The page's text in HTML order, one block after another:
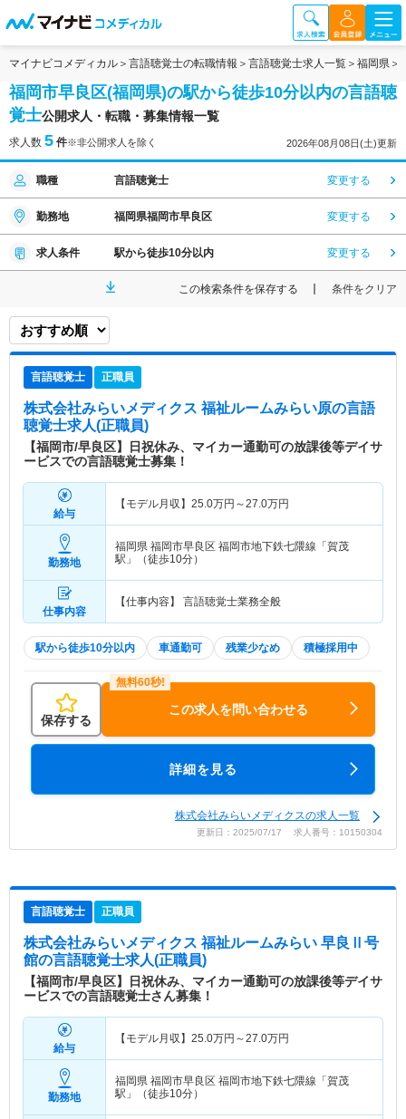
マイナビコメディカル 言語聴覚士の転職情報 言語聴覚士求人一覧 福岡県
福岡市早良区(福岡県)の駅から徒歩10分以内の言語聴
覚士公開求人・転職・募集情報一覧
求人数 5 件※非公開求人を除く 2026年08月08日(土)更新
職種 言語聴覚士 変更する
勤務地 福岡県福岡市早良区 変更する
求人条件 駅から徒歩10分以内 変更する
この検索条件を保存する 条件をクリア
言語聴覚士 正職員
株式会社みらいメディクス 福祉ルームみらい原の言語
聴覚士求人(正職員)
【福岡市/早良区】日祝休み、マイカー通勤可の放課後等デイサ
ービスでの言語聴覚士募集！
給与
【モデル月収】 25.0万円～27.0万円
勤務地
福岡県 福岡市早良区 福岡市地下鉄七隈線「賀茂
駅」（徒歩10分）
仕事内容
【仕事内容】 言語聴覚士業務全般
駅から徒歩10分以内 車通勤可 残業少なめ 積極採用中
保存する
この求人を問い合わせる
詳細を見る
株式会社みらいメディクスの求人一覧
更新日：2025/07/17 求人番号：10150304
言語聴覚士 正職員
株式会社みらいメディクス 福祉ルームみらい 早良Ⅱ号
館の言語聴覚士求人(正職員)
【福岡市/早良区】日祝休み、マイカー通勤可の放課後等デイサ
ービスでの言語聴覚士さん募集！
給与
【モデル月収】 25.0万円～27.0万円
勤務地
福岡県 福岡市早良区 福岡市地下鉄七隈線「賀茂
駅」（徒歩10分）